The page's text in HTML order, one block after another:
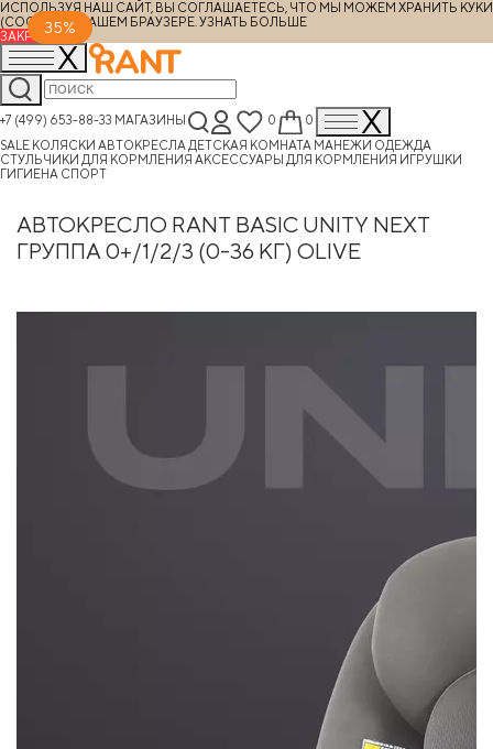
ИСПОЛЬЗУЯ НАШ САЙТ, ВЫ СОГЛАШАЕТЕСЬ, ЧТО МЫ МОЖЕМ ХРАНИТЬ КУКИ
(COOKIES) В ВАШЕМ БРАУЗЕРЕ. УЗНАТЬ БОЛЬШЕ
ЗАКРЫТЬ
+7 (499) 653-88-33 МАГАЗИНЫ 0
0
SALE КОЛЯСКИ АВТОКРЕСЛА ДЕТСКАЯ КОМНАТА МАНЕЖИ ОДЕЖДА
СТУЛЬЧИКИ ДЛЯ КОРМЛЕНИЯ АКСЕССУАРЫ ДЛЯ КОРМЛЕНИЯ ИГРУШКИ
ГИГИЕНА СПОРТ
АВТОКРЕСЛО RANT BASIC UNITY NEXT
ГРУППА 0+/1/2/3 (0-36 КГ) OLIVE
35%